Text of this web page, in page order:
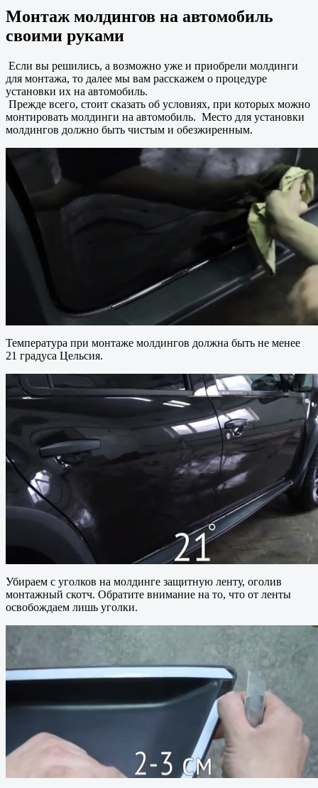
Монтаж молдингов на автомобиль
своими руками
Если вы решились, а возможно уже и приобрели молдинги
для монтажа, то далее мы вам расскажем о процедуре
установки их на автомобиль.
Прежде всего, стоит сказать об условиях, при которых можно
монтировать молдинги на автомобиль. Место для установки
молдингов должно быть чистым и обезжиренным.
Температура при монтаже молдингов должна быть не менее
21 градуса Цельсия.
Убираем с уголков на молдинге защитную ленту, оголив
монтажный скотч. Обратите внимание на то, что от ленты
освобождаем лишь уголки.